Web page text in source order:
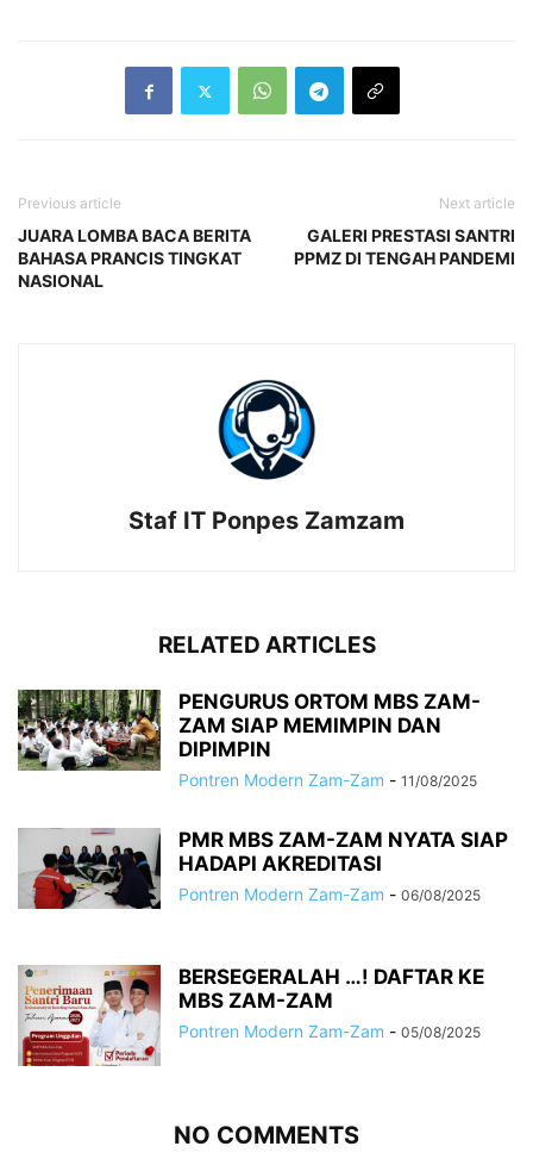
Previous article
JUARA LOMBA BACA BERITA
BAHASA PRANCIS TINGKAT
NASIONAL
Next article
GALERI PRESTASI SANTRI
PPMZ DI TENGAH PANDEMI
Staf IT Ponpes Zamzam
RELATED ARTICLES
PENGURUS ORTOM MBS ZAM-
ZAM SIAP MEMIMPIN DAN
DIPIMPIN
Pontren Modern Zam-Zam - 11/08/2025
PMR MBS ZAM-ZAM NYATA SIAP
HADAPI AKREDITASI
Pontren Modern Zam-Zam - 06/08/2025
BERSEGERALAH …! DAFTAR KE
MBS ZAM-ZAM
Pontren Modern Zam-Zam - 05/08/2025
NO COMMENTS